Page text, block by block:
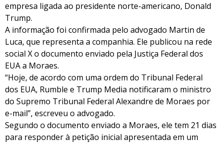
empresa ligada ao presidente norte-americano, Donald
Trump.
A informação foi confirmada pelo advogado Martin de
Luca, que representa a companhia. Ele publicou na rede
social X o documento enviado pela Justiça Federal dos
EUA a Moraes.
“Hoje, de acordo com uma ordem do Tribunal Federal
dos EUA, Rumble e Trump Media notificaram o ministro
do Supremo Tribunal Federal Alexandre de Moraes por
e-mail”, escreveu o advogado.
Segundo o documento enviado a Moraes, ele tem 21 dias
para responder à petição inicial apresentada em um